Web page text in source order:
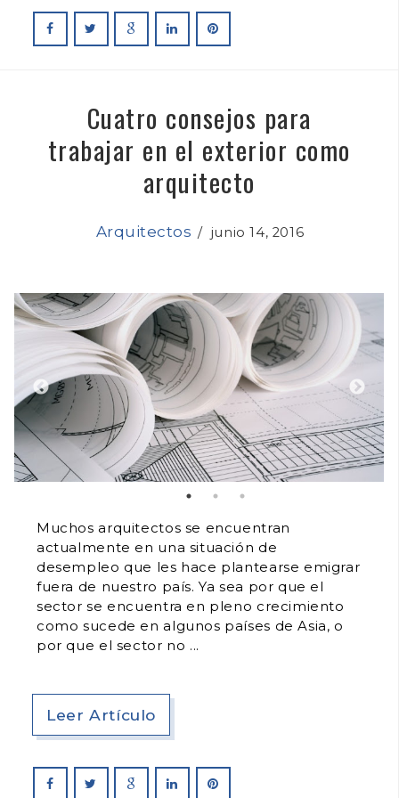
Cuatro consejos para
trabajar en el exterior como
arquitecto
Arquitectos /junio 14, 2016
Muchos arquitectos se encuentran
actualmente en una situación de
desempleo que les hace plantearse emigrar
fuera de nuestro país. Ya sea por que el
sector se encuentra en pleno crecimiento
como sucede en algunos países de Asia, o
por que el sector no
Leer Artículo